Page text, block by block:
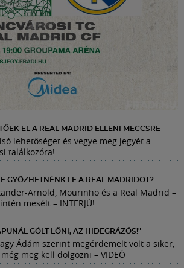
EL A REAL MADRID ELLENI MECCSRE
lehetőséget és vegye meg jegyét a
találkozóra!
GYŐZHETNÉNK LE A REAL MADRIDOT?
Arnold, Mourinho és a Real Madrid –
mesélt – INTERJÚ!
GÓLT LŐNI, AZ HIDEGRÁZÓS!"
Ádám szerint megérdemelt volt a siker,
meg kell dolgozni – VIDEÓ